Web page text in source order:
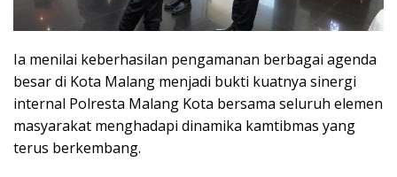
Ia menilai keberhasilan pengamanan berbagai agenda
besar di Kota Malang menjadi bukti kuatnya sinergi
internal Polresta Malang Kota bersama seluruh elemen
masyarakat menghadapi dinamika kamtibmas yang
terus berkembang.